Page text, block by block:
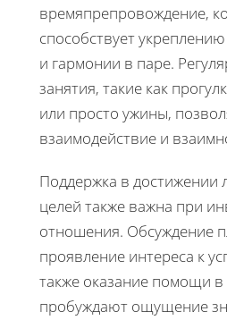
времяпрепровождение,
способствует
и гармонии в паре.
занятия, такие как
или просто ужины,
взаимодействие и
Поддержка в
целей также важна при
отношения. Обсуждение
проявление интереса к
также оказание помощи
пробуждают ощущение